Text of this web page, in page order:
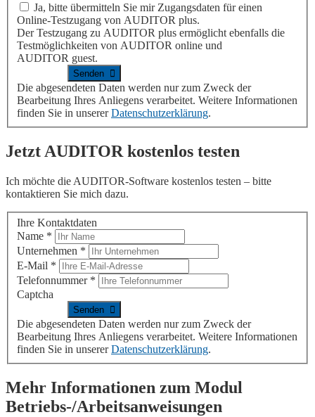
Ja, bitte übermitteln Sie mir Zugangsdaten für einen
Online-Testzugang von AUDITOR plus.
Der Testzugang zu AUDITOR plus ermöglicht ebenfalls die
Testmöglichkeiten von AUDITOR online und
AUDITOR guest.
Die abgesendeten Daten werden nur zum Zweck der
Bearbeitung Ihres Anliegens verarbeitet. Weitere Informationen
finden Sie in unsererDatenschutzerklärung.
Jetzt AUDITOR kostenlos testen
Ich möchte die AUDITOR-Software kostenlos testen – bitte
kontaktieren Sie mich dazu.
Ihre Kontaktdaten
Name *
Unternehmen *
E-Mail *
Telefonnummer *
Captcha
Die abgesendeten Daten werden nur zum Zweck der
Bearbeitung Ihres Anliegens verarbeitet. Weitere Informationen
finden Sie in unsererDatenschutzerklärung.
Mehr Informationen zum Modul
Betriebs-/Arbeitsanweisungen